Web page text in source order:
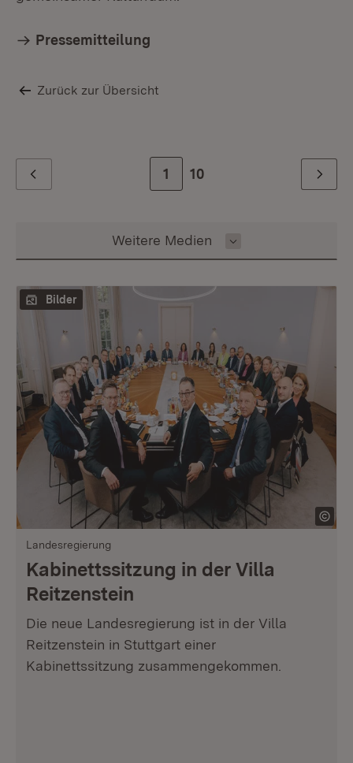
Pressemitteilung
Zurück zur Übersicht
Zur Seite
1 Zur letzten Seite
10 Weiter
Inhalt auswählen
Weitere Medien
Bilder
Landesregierung
Kabinettssitzung in der Villa
Reitzenstein
Die neue Landesregierung ist in der Villa
Reitzenstein in Stuttgart einer
Kabinettssitzung zusammengekommen.